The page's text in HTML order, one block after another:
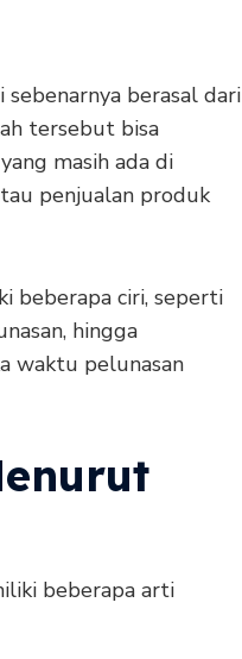
berasal dari
tersebut bisa
masih ada di
penjualan produk
beberapa ciri, seperti
hingga
waktu pelunasan
beberapa arti